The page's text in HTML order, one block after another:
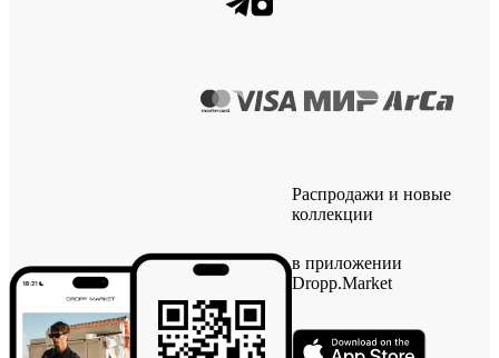
Распродажи и новые
коллекции
в приложении
Dropp.Market